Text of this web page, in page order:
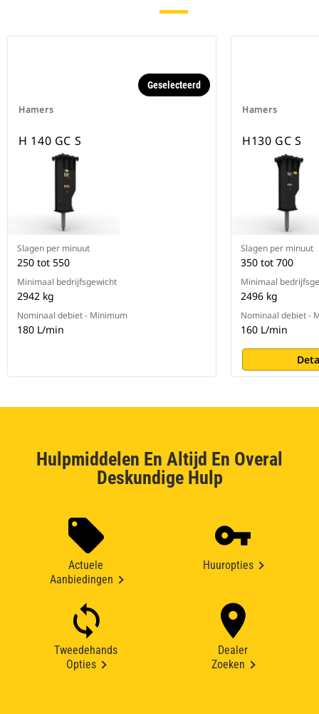
Hamers
Geselecteerd
H 140 GC S
Slagen per minuut
250 tot 550
Minimaal bedrijfsgewicht
2942 kg
Nominaal debiet - Minimum
180 L/min
Hamers
H130 GC S
Slagen per minuut
350 tot 700
Minimaal
2496 kg
Nominaal debiet -
160 L/min
Hulpmiddelen En Altijd En Overal
Deskundige Hulp
Actuele
Aanbiedingen
Huuropties
Tweedehands
Opties
Dealer
Zoeken